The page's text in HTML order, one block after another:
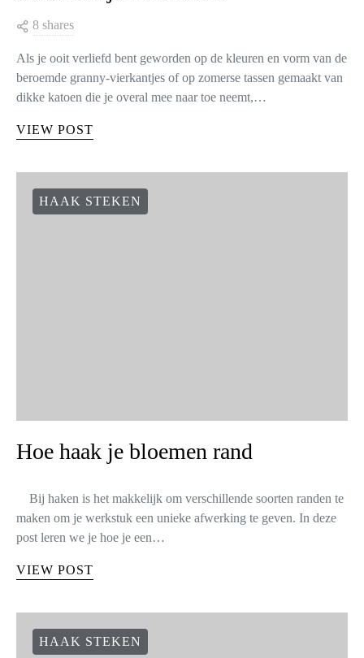
8 shares
Als je ooit verliefd bent geworden op de kleuren en vorm van de
beroemde granny-vierkantjes of op zomerse tassen gemaakt van
dikke katoen die je overal mee naar toe neemt,…
VIEW POST
HAAK STEKEN
Hoe haak je bloemen rand
Bij haken is het makkelijk om verschillende soorten randen te
maken om je werkstuk een unieke afwerking te geven. In deze
post leren we je hoe je een…
VIEW POST
HAAK STEKEN